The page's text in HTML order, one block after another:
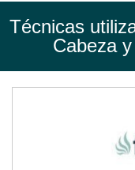
de
-
Técnicas
Cabeza